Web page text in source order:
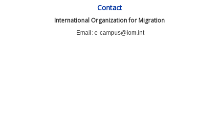
Contact
International Organization for Migration
Email: e-campus@iom.int